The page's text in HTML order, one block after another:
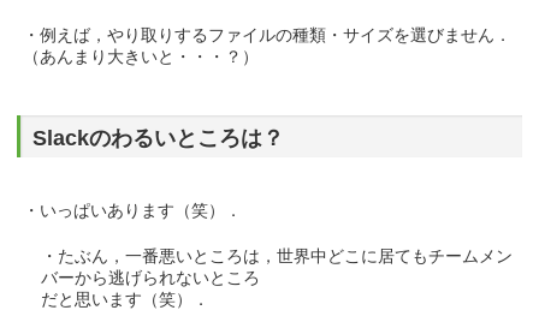
・例えば，やり取りするファイルの種類・サイズを選びません．
（あんまり大きいと・・・？）
Slackのわるいところは？
・いっぱいあります（笑）．
・たぶん，一番悪いところは，世界中どこに居てもチームメン
バーから逃げられないところ
だと思います（笑）．